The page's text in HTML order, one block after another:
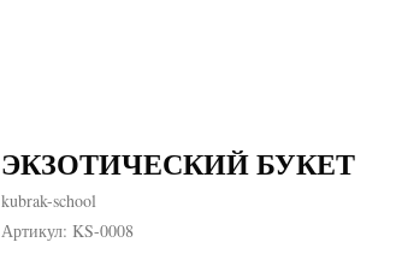
ЭКЗОТИЧЕСКИЙ БУКЕТ
kubrak-school
Артикул: KS-0008